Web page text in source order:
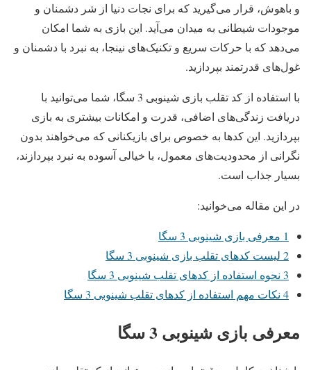
و باهوش، قرار می‌گیرید که برای نجات دنیا از شر دشمنان و
موجودات شیطانی به میدان می‌آید. این بازی به شما امکان
می‌دهد که با حرکات سریع و تکنیک‌های نینجا، به نبرد با دشمنان و
غول‌های قدرتمند بپردازید.
با استفاده از کد تقلب بازی شینوبی 3 سگا، شما می‌توانید با
دریافت زندگی‌های اضافی، قدرت و امکانات بیشتری به بازی
بپردازید. این کدها به خصوص برای بازیکنانی که می‌خواهند بدون
نگرانی از محدودیت‌های معمول، با خیالی آسوده به نبرد بپردازند،
بسیار جذاب است.
در این مقاله می‌خوانید:
1 معرفی بازی شینوبی 3 سگا
2 لیست کدهای تقلب بازی شینوبی 3 سگا
3 نحوه استفاده از کدهای تقلب شینوبی 3 سگا
4 نکات مهم استفاده از کدهای تقلب شینوبی 3 سگا
معرفی بازی شینوبی 3 سگا